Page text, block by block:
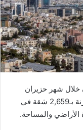
خلال شهر حزيران
الماضي بنسبة 12%، ليبلغ 2,990 شقة، مقارنة بـ2,659 شقة في